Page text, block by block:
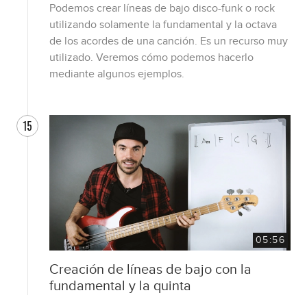
Podemos crear líneas de bajo disco-funk o rock
utilizando solamente la fundamental y la octava
de los acordes de una canción. Es un recurso muy
utilizado. Veremos cómo podemos hacerlo
mediante algunos ejemplos.
15
05:56
Creación de líneas de bajo con la
fundamental y la quinta